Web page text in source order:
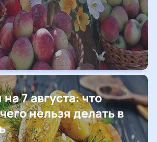
7 августа: что
нельзя делать в